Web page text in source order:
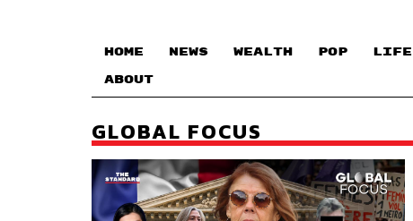
HOME NEWS WEALTH POP LIFE
ABOUT
GLOBAL FOCUS